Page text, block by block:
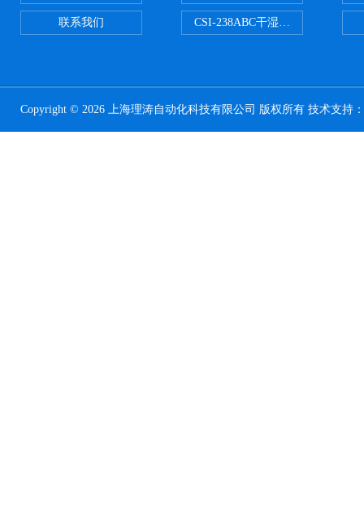
联系我们 CSI-238ABC干湿电动摩擦色牢度
Copyright © 2026 上海理涛自动化科技有限公司 版权所有 技术支持：